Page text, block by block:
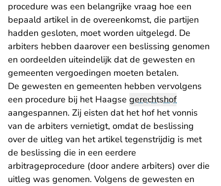
procedure was een belangrijke vraag hoe een
bepaald artikel in de overeenkomst, die partijen
hadden gesloten, moet worden uitgelegd. De
arbiters hebben daarover een beslissing genomen
en oordeelden uiteindelijk dat de gewesten en
gemeenten vergoedingen moeten betalen.
De gewesten en gemeenten hebben vervolgens
een procedure bij het Haagse gerechtshof
aangespannen. Zij eisten dat het hof het vonnis
van de arbiters vernietigt, omdat de beslissing
over de uitleg van het artikel tegenstrijdig is met
de beslissing die in een eerdere
arbitrageprocedure (door andere arbiters) over die
uitleg was genomen. Volgens de gewesten en